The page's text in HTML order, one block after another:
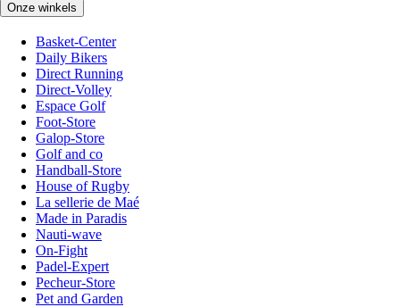
Onze winkels
Basket-Center
Daily Bikers
Direct Running
Direct-Volley
Espace Golf
Foot-Store
Galop-Store
Golf and co
Handball-Store
House of Rugby
La sellerie de Maé
Made in Paradis
Nauti-wave
On-Fight
Padel-Expert
Pecheur-Store
Pet and Garden